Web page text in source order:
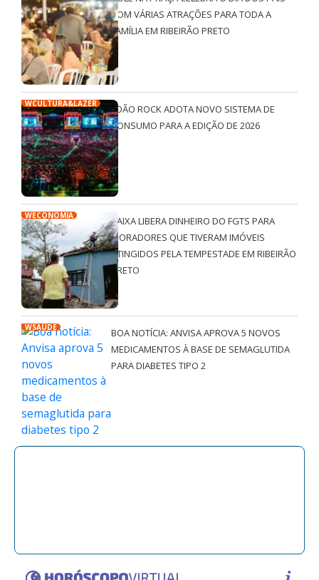
COM VÁRIAS ATRAÇÕES PARA TODA A
FAMÍLIA EM RIBEIRÃO PRETO
WCULTURA&LAZER
JOÃO ROCK ADOTA NOVO SISTEMA DE
CONSUMO PARA A EDIÇÃO DE 2026
WECONOMIA
CAIXA LIBERA DINHEIRO DO FGTS PARA
MORADORES QUE TIVERAM IMÓVEIS
ATINGIDOS PELA TEMPESTADE EM RIBEIRÃO
PRETO
WSAÚDE
BOA NOTÍCIA: ANVISA APROVA 5 NOVOS
MEDICAMENTOS À BASE DE SEMAGLUTIDA
PARA DIABETES TIPO 2